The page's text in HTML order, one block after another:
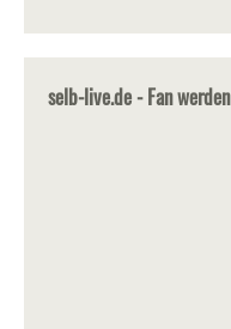
selb-live.de - Fan werden